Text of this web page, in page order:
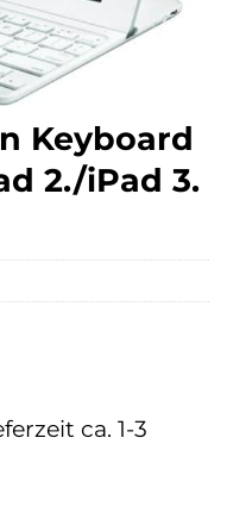
Keyboard
2./iPad 3.
ca. 1-3